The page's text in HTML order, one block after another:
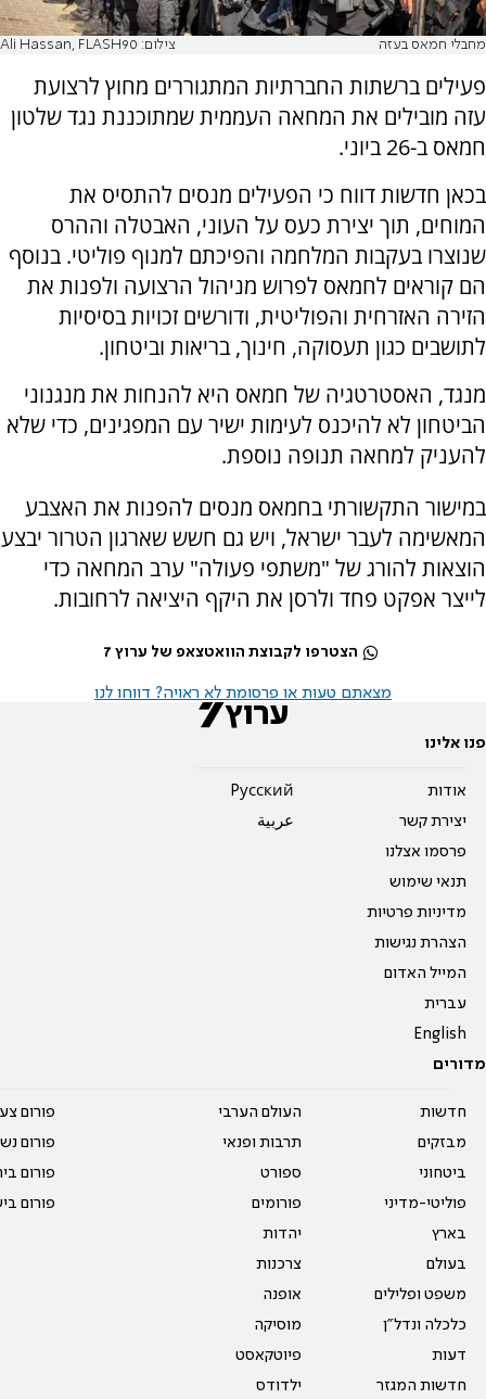
מחבלי חמאס בעזה צילום: Ali Hassan, FLASH90
פעילים ברשתות החברתיות המתגוררים מחוץ לרצועת
עזה מובילים את המחאה העממית שמתוכננת נגד שלטון
חמאס ב-26 ביוני.
בכאן חדשות דווח כי הפעילים מנסים להתסיס את
המוחים, תוך יצירת כעס על העוני, האבטלה וההרס
שנוצרו בעקבות המלחמה והפיכתם למנוף פוליטי. בנוסף
הם קוראים לחמאס לפרוש מניהול הרצועה ולפנות את
הזירה האזרחית והפוליטית, ודורשים זכויות בסיסיות
לתושבים כגון תעסוקה, חינוך, בריאות וביטחון.
מנגד, האסטרטגיה של חמאס היא להנחות את מנגנוני
הביטחון לא להיכנס לעימות ישיר עם המפגינים, כדי שלא
להעניק למחאה תנופה נוספת.
במישור התקשורתי בחמאס מנסים להפנות את האצבע
המאשימה לעבר ישראל, ויש גם חשש שארגון הטרור יבצע
הוצאות להורג של "משתפי פעולה" ערב המחאה כדי
לייצר אפקט פחד ולרסן את היקף היציאה לרחובות.
הצטרפו לקבוצת הוואטצאפ של ערוץ 7
מצאתם טעות או פרסומת לא ראויה? דווחו לנו
פנו אלינו
אודות
יצירת קשר
פרסמו אצלנו
תנאי שימוש
מדיניות פרטיות
הצהרת נגישות
המייל האדום
עברית
English
Pусский
عربية
מדורים
חדשות
מבזקים
ביטחוני
פוליטי-מדיני
בארץ
בעולם
משפט ופלילים
כלכלה ונדל"ן
דעות
חדשות המגזר
העולם הערבי
תרבות ופנאי
ספורט
פורומים
יהדות
צרכנות
אופנה
מוסיקה
פיוטקאסט
ילדודס
פורום
פורום
פורום
פורום